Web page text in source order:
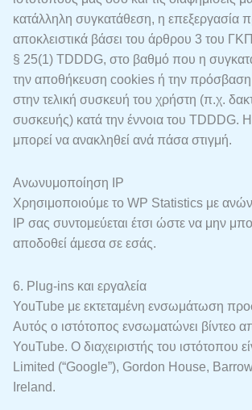
κατάλληλη συγκατάθεση, η επεξεργασία
αποκλειστικά βάσει του άρθρου 3 του
§ 25(1) TDDDG, στο βαθμό που η
την αποθήκευση cookies ή την πρόσβαση
στην τελική συσκευή του χρήστη (π.χ.
συσκευής) κατά την έννοια του TDDDG.
μπορεί να ανακληθεί ανά πάσα στιγμή.
Ανωνυμοποίηση IP
Χρησιμοποιούμε το WP Statistics με
IP σας συντομεύεται έτσι ώστε να μην
αποδοθεί άμεσα σε εσάς.
6. Plug-ins και εργαλεία
YouTube με εκτεταμένη ενσωμάτωση
Αυτός ο ιστότοπος ενσωματώνει βίντεο
YouTube. Ο διαχειριστής του ιστότοπου
Limited (“Google”), Gordon House,
Ireland.